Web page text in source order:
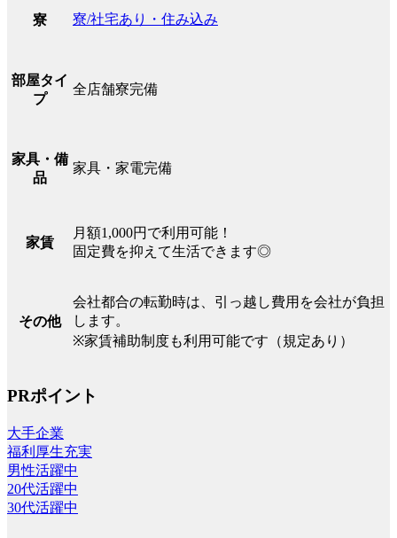
寮 寮/社宅あり・住み込み
部屋タイ
プ
全店舗寮完備
家具・備
品
家具・家電完備
家賃
月額1,000円で利用可能！
固定費を抑えて生活できます◎
その他
会社都合の転勤時は、引っ越し費用を会社が負担
します。
※家賃補助制度も利用可能です（規定あり）
PRポイント
大手企業
福利厚生充実
男性活躍中
20代活躍中
30代活躍中